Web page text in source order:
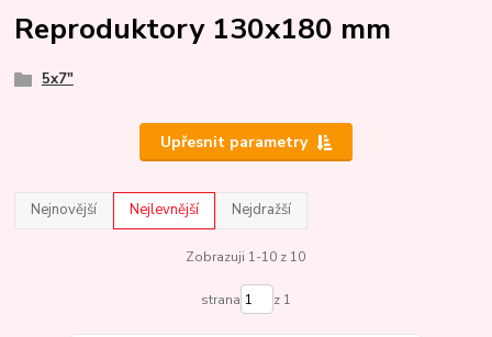
Reproduktory 130x180 mm
5x7"
Upřesnit parametry
Nejnovější Nejlevnější Nejdražší
Zobrazuji 1-10 z 10
strana z 1